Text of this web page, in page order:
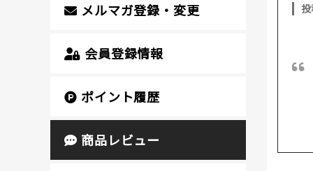
メルマガ登録・変更
会員登録情報
ポイント履歴
商品レビュー